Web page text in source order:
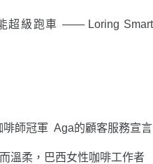
超級跑車 ――Loring Smart
啡師冠軍 Aga的顧客服務宣言
溫柔，巴西女性咖啡工作者